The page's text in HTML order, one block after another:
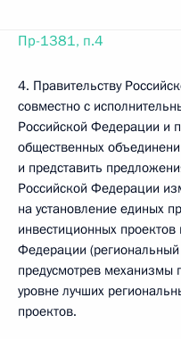
Пр-1381, п.4
4. Правительству
совместно с
Российской Федерации и
общественных
и представить
Российской Федерации
на установление единых
инвестиционных проектов
Федерации (региональный
предусмотрев
уровне лучших
проектов.